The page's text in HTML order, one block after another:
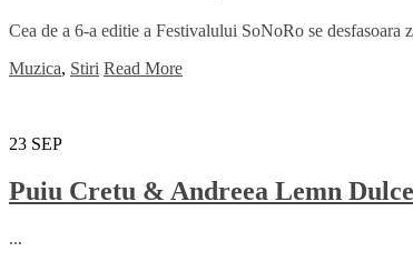
Cea de a 6-a editie a Festivalului SoNoRo se
Muzica, Stiri Read More
23 SEP
Puiu Cretu & Andreea Lemn
...